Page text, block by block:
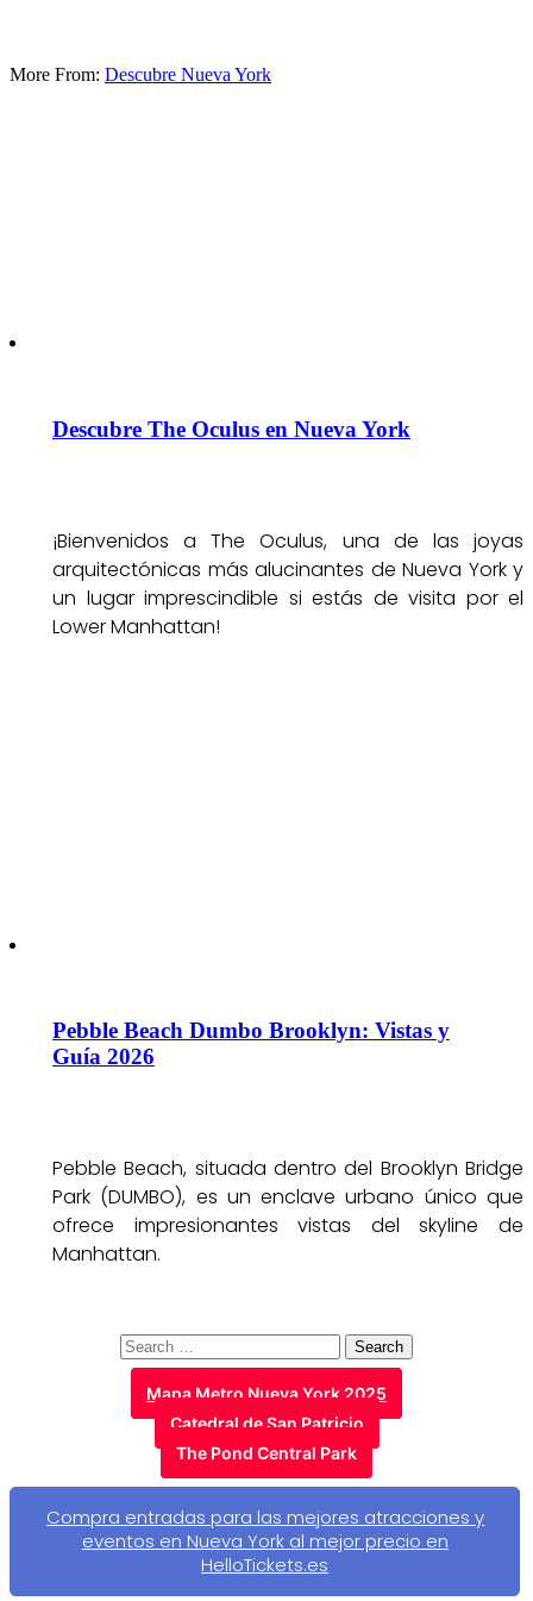
More From: Descubre Nueva York
Descubre The Oculus en Nueva York
¡Bienvenidos a The Oculus, una de las joyas
arquitectónicas más alucinantes de Nueva York y
un lugar imprescindible si estás de visita por el
Lower Manhattan!
Pebble Beach Dumbo Brooklyn: Vistas y
Guía 2026
Pebble Beach, situada dentro del Brooklyn Bridge
Park (DUMBO), es un enclave urbano único que
ofrece impresionantes vistas del skyline de
Manhattan.
Search
for:
Mapa Metro Nueva York 2025
Catedral de San Patricio
The Pond Central Park
Compra entradas para las mejores atracciones y
eventos en Nueva York al mejor precio en
HelloTickets.es